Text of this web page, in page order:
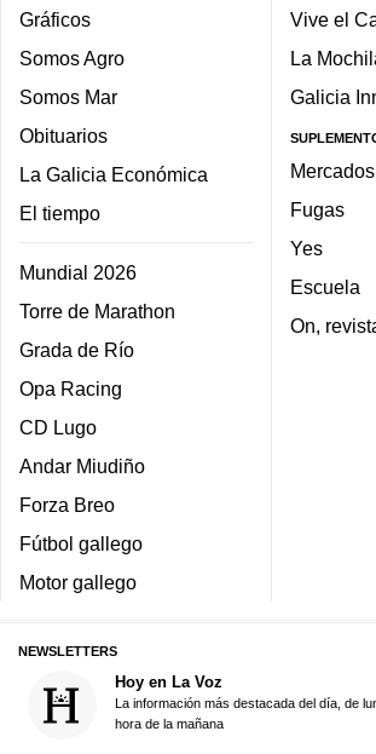
Gráficos
Somos Agro
Somos Mar
Obituarios
La Galicia Económica
El tiempo
Mundial 2026
Torre de Marathon
Grada de Río
Opa Racing
CD Lugo
Andar Miudiño
Forza Breo
Fútbol gallego
Motor gallego
Vive el
La
Galicia
Mercados
Fugas
Yes
Escuela
On,
NEWSLETTERS
Hoy en La Voz
La información más destacada del día, de
hora de la mañana